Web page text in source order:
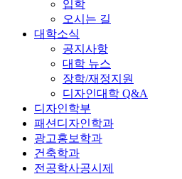
입학
오시는 길
대학소식
공지사항
대학 뉴스
장학/재정지원
디자인대학 Q&A
디자인학부
패션디자인학과
광고홍보학과
건축학과
전공학사공시제